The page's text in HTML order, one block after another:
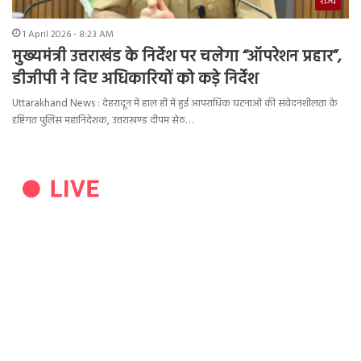
1 April 2026 - 8:23 AM
मुख्यमंत्री उत्तराखंड के निर्देश पर चलेगा “ऑपरेशन प्रहार”,
डीजीपी ने दिए अधिकारियों को कड़े निर्देश
Uttarakhand News : देहरादून में हाल ही में हुई आपराधिक घटनाओं की संवेदनशीलता के
दृष्टिगत पुलिस महानिदेशक, उत्तराखण्ड दीपम सेठ…